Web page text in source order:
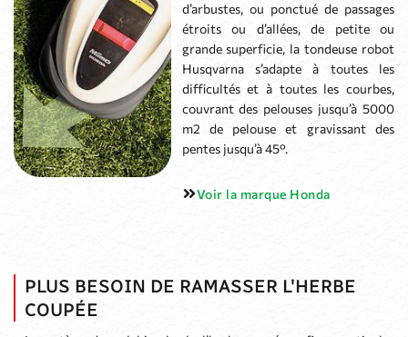
d’arbustes, ou ponctué de passages
étroits ou d’allées, de petite ou
grande superficie, la tondeuse robot
Husqvarna s’adapte à toutes les
difficultés et à toutes les courbes,
couvrant des pelouses jusqu’à 5000
m2 de pelouse et gravissant des
pentes jusqu’à 45°.
Voir la marque Honda
PLUS BESOIN DE RAMASSER L'HERBE
COUPÉE